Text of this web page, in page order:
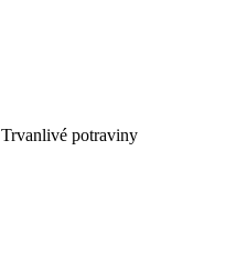
Trvanlivé potraviny